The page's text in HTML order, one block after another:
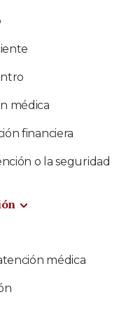
médica
financiera
o la seguridad
médica